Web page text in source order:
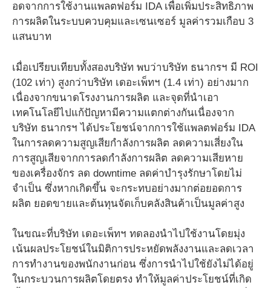
อดจากการใช้งานแพลตฟอร์ม IDA เพื่อเพิ่มประสิทธิภาพ
การผลิตในระบบควบคุมและเซนเซอร์ มูลค่ารวมเกือบ 3
แสนบาท
เมื่อเปรียบเทียบทั้งสองบริษัท พบว่าบริษัท ธนากรฯ มี ROI
(102 เท่า) สูงกว่าบริษัท เดอะเพ็ทฯ (1.4 เท่า) อย่างมาก
เนื่องจากขนาดโรงงานการผลิต และจุดที่นำเอา
เทคโนโลยีไปแก้ปัญหามีความแตกต่างกันเนื่องจาก
บริษัท ธนากรฯ ได้ประโยชน์จากการใช้แพลตฟอร์ม IDA
ในการลดความสูญเสียกำลังการผลิต ลดความเสี่ยงใน
การสูญเสียจากการลดกำลังการผลิต ลดความเสียหาย
ของเครื่องจักร ลด downtime ลดค่าบำรุงรักษาโดยไม่
จำเป็น ซึ่งหากเกิดขึ้น จะกระทบอย่างมากต่อยอดการ
ผลิต ยอดขายและต้นทุนจัดเก็บคลังสินค้าเป็นมูลค่าสูง
ในขณะที่บริษัท เดอะเพ็ทฯ ทดลองนำไปใช้งานโดยมุ่ง
เน้นผลประโยชน์ในมิติการประหยัดพลังงานและลดเวลา
การทำงานของพนักงานก่อน ซึ่งการนำไปใช้ยังไม่ได้อยู่
ในกระบวนการผลิตโดยตรง ทำให้มูลค่าประโยชน์ที่เกิด